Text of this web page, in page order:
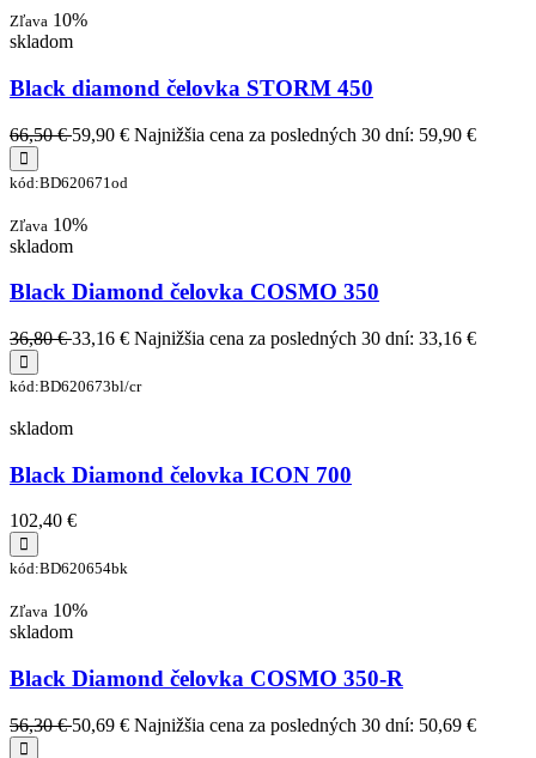
Zľava 10%
skladom
Black diamond čelovka STORM 450
66,50 €59,90 € Najnižšia cena za posledných 30 dní: 59,90 €
kód:BD620671od
Zľava 10%
skladom
Black Diamond čelovka COSMO 350
36,80 €33,16 € Najnižšia cena za posledných 30 dní: 33,16 €
kód:BD620673bl/cr
skladom
Black Diamond čelovka ICON 700
102,40 €
kód:BD620654bk
Zľava 10%
skladom
Black Diamond čelovka COSMO 350-R
56,30 €50,69 € Najnižšia cena za posledných 30 dní: 50,69 €